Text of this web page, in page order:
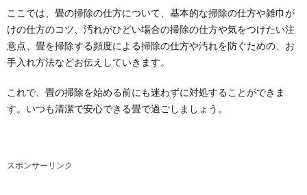
ここでは、畳の掃除の仕方について、基本的な掃除の仕方や雑巾が
けの仕方のコツ、汚れがひどい場合の掃除の仕方や気をつけたい注
意点、畳を掃除する頻度による掃除の仕方や汚れを防ぐための、お
手入れ方法などお伝えしていきます。
これで、畳の掃除を始める前にも迷わずに対処することができま
す。いつも清潔で安心できる畳で過ごしましょう。
スポンサーリンク